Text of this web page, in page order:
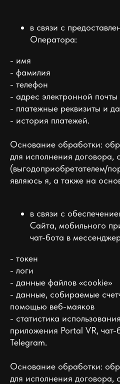
в связи с
Оператора:
- имя
- фамилия
- телефон
- адрес электронной почты
- платежные реквизиты и
- история платежей.
Основание обработки:
для исполнения договора,
(выгодоприобретателем/
являюсь я, а также на
в связи с
Сайта, мобильного
чат-бота в
- токен
- логи
- данные файлов «cookie»
- данные, собираемые
помощью веб-маяков
- статистика
приложения Portal VR,
Telegram.
Основание обработки:
для исполнения договора,